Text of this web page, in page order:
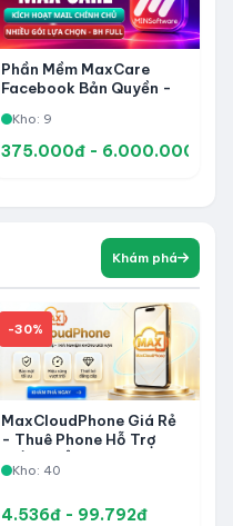
Phần Mềm MaxCare
Facebook Bản Quyền -
Chính Chủ
Kho: 9
375.000đ - 6.000.000đ
Khám phá
-30%
MaxCloudPhone Giá Rẻ
- Thuê Phone Hỗ Trợ
Automation Social Và
Kho: 40
4.536đ - 99.792đ